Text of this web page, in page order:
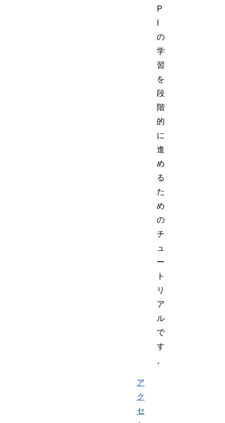
P
I
の
学
習
を
段
階
的
に
進
め
る
た
め
の
チ
ュ
ー
ト
リ
ア
ル
で
す
。
ア
ク
セ